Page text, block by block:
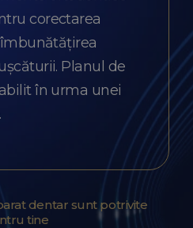
corectarea
Planul de
în urma unei
dentar sunt potrivite
tine